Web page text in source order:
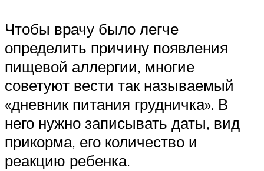
Чтобы врачу было легче
определить причину появления
пищевой аллергии, многие
советуют вести так называемый
«дневник питания грудничка». В
него нужно записывать даты, вид
прикорма, его количество и
реакцию ребенка.